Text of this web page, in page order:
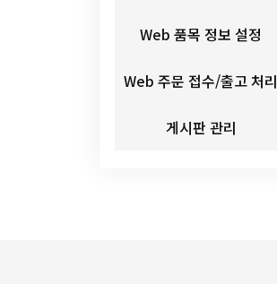
Web 품목 정보 설정
Web 주문 접수/출고 처리
게시판 관리